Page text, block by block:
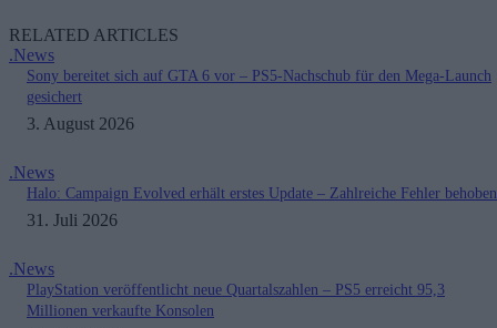
RELATED ARTICLES
.News
Sony bereitet sich auf GTA 6 vor – PS5-Nachschub für den Mega-Launch
gesichert
3. August 2026
.News
Halo: Campaign Evolved erhält erstes Update – Zahlreiche Fehler behoben
31. Juli 2026
.News
PlayStation veröffentlicht neue Quartalszahlen – PS5 erreicht 95,3
Millionen verkaufte Konsolen